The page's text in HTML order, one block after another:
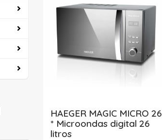
HAEGER MAGIC MICRO 26
* Microondas digital 26
litros